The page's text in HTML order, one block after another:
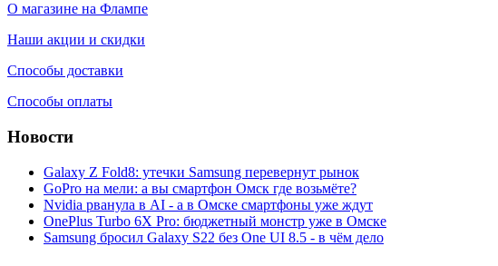
О магазине на Флампе
Наши акции и скидки
Способы доставки
Способы оплаты
Новости
Galaxy Z Fold8: утечки Samsung перевернут рынок
GoPro на мели: а вы смартфон Омск где возьмёте?
Nvidia рванула в AI - а в Омске смартфоны уже ждут
OnePlus Turbo 6X Pro: бюджетный монстр уже в Омске
Samsung бросил Galaxy S22 без One UI 8.5 - в чём дело